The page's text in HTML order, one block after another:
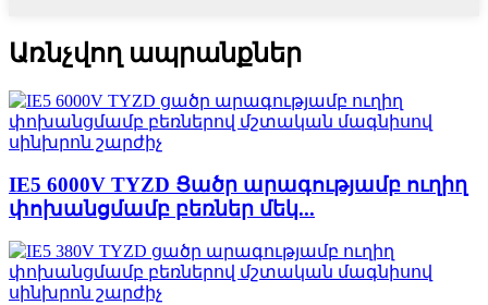
Առնչվող ապրանքներ
IE5 6000V TYZD Ցածր արագությամբ ուղիղ
փոխանցմամբ բեռներ մեկ...